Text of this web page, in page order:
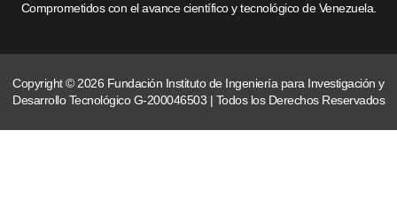
Comprometidos con el avance científico y tecnológico de Venezuela.
Copyright © 2026 Fundación Instituto de Ingeniería para Investigación y
Desarrollo Tecnológico G-200046503 | Todos los Derechos Reservados